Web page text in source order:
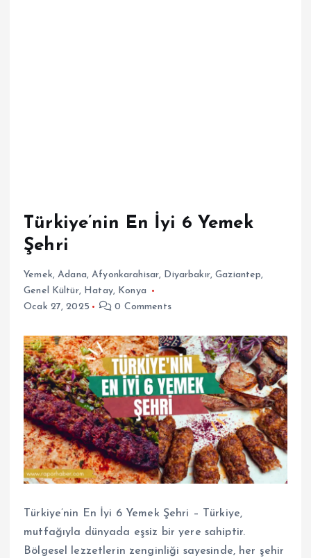
Türkiye’nin En İyi 6 Yemek
Şehri
Yemek,Adana,Afyonkarahisar, Diyarbakır,Gaziantep,
Genel Kültür, Hatay, Konya
Ocak 27, 2025
0 Comments
Türkiye’nin En İyi 6 Yemek Şehri – Türkiye,
mutfağıyla dünyada eşsiz bir yere sahiptir.
Bölgesel lezzetlerin zenginliği sayesinde, her şehir